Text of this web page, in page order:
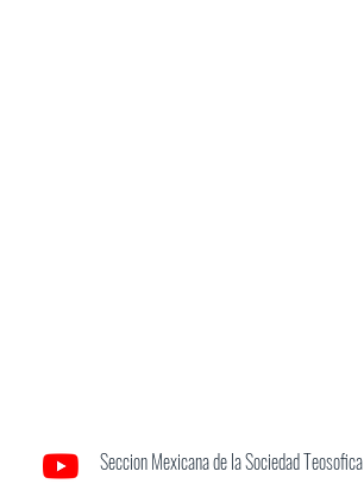
Seccion Mexicana de la Sociedad Teosofica